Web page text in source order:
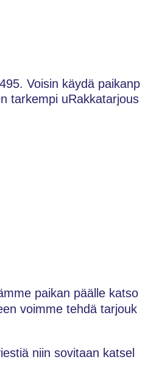
Voisin käydä paikanp
tarkempi uRakkatarjous
paikan päälle katso
voimme tehdä tarjouk
niin sovitaan katsel